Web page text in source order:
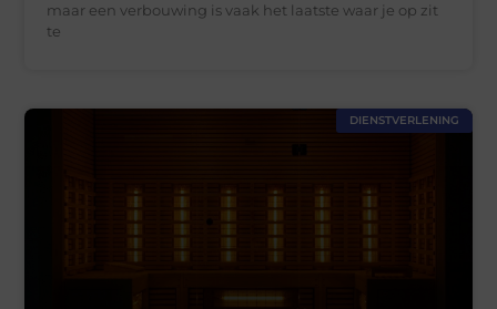
maar een verbouwing is vaak het laatste waar je op zit
te
DIENSTVERLENING